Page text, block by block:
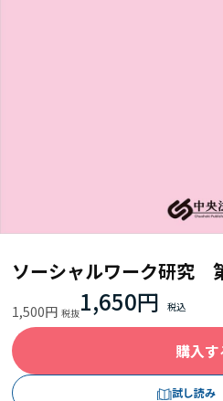
ソーシャルワーク研究
1,500円 1,650円
購入す
試し読み